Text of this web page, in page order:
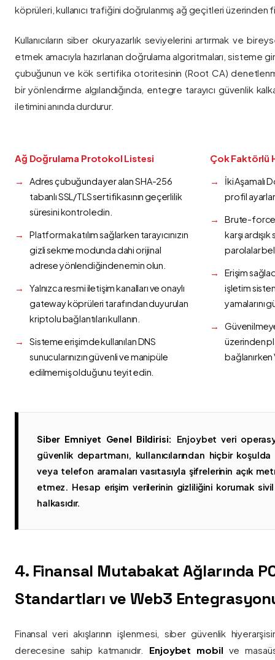
köprüleri, kullanıcı trafiğini doğrulanmış ağ geçitleri üzerinden
Kullanıcıların siber okuryazarlık seviyelerini artırmak ve
etmek amacıyla hazırlanan doğrulama algoritmaları, sisteme
çubuğunun ve kök sertifika otoritesinin (Root CA)
bir yönlendirme algılandığında, entegre tarayıcı güvenlik
iletimini anında durdurur.
Ağ Doğrulama Protokol Listesi
Adres çubuğunda yer alan SHA-256
tabanlı SSL/TLS sertifikasının geçerlilik
süresini kontrol edin.
Platforma katılım sağlarken tarayıcınızın
gizli sekme modunda dahi orijinal
adrese yönlendiğinden emin olun.
Yalnızca resmi iletişim kanalları ve onaylı
gateway köprüleri tarafından duyurulan
kriptolu bağlantıları kullanın.
Sisteme erişimde kullanılan DNS
sunucularınızın güvenli ve manipüle
edilmemiş olduğunu teyit edin.
Çok Faktörlü
İki Aşamalı
profil
Brute-force
karşı
parolalar
Erişim
işletim
yamalarını
üzerinden
bağlanırken
Siber Emniyet Genel Bildirisi:
Enjoybet veri
güvenlik departmanı, kullanıcılarından hiçbir
veya telefon aramaları vasıtasıyla şifrelerinin açık
etmez. Hesap erişim verilerinin gizliliğini korumak
halkasıdır.
4. Finansal Mutabakat Ağlarında
Standartları ve Web3
Finansal veri akışlarının işlenmesi, siber güvenlik
derecesine sahip katmanıdır. Enjoybet mobil ve